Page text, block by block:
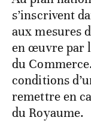
s’inscrivent
aux mesures
en œuvre par
du
conditions
remettre en
du Royaume.